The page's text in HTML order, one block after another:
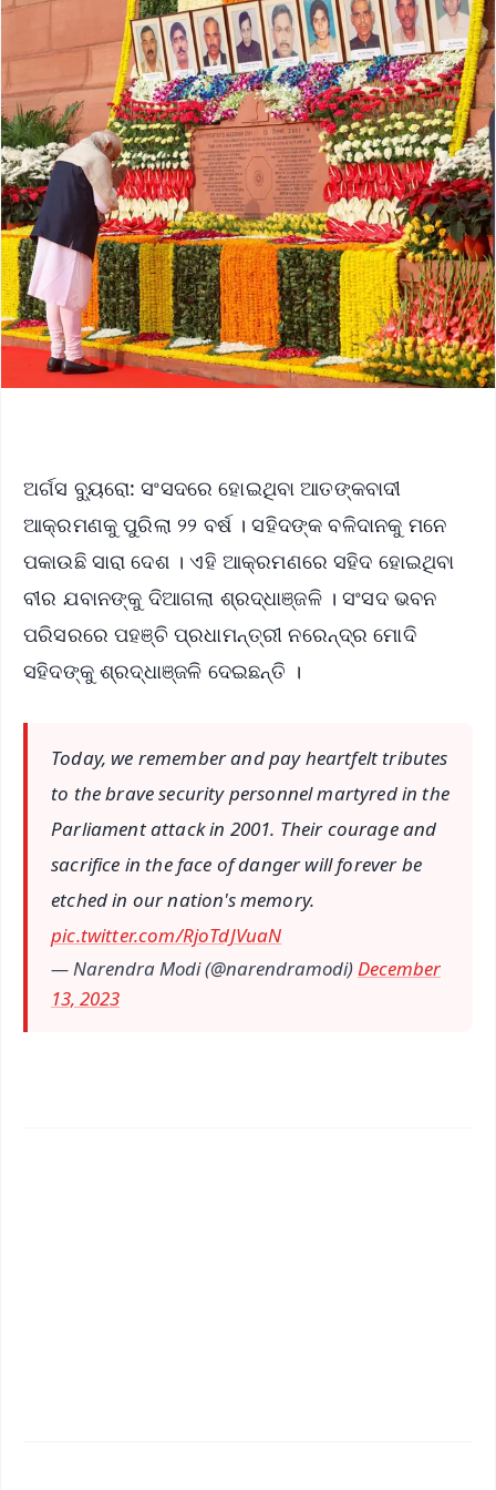
ଅର୍ଗସ ବ୍ୟୁରୋ: ସଂସଦରେ ହୋଇଥିବା ଆତଙ୍କବାଦୀ
ଆକ୍ରମଣକୁ ପୁରିଲା ୨୨ ବର୍ଷ । ସହିଦଙ୍କ ବଳିଦାନକୁ ମନେ
ପକାଉଛି ସାରା ଦେଶ । ଏହି ଆକ୍ରମଣରେ ସହିଦ ହୋଇଥିବା
ବୀର ଯବାନଙ୍କୁ ଦିଆଗଲା ଶ୍ରଦ୍ଧାଞ୍ଜଳି । ସଂସଦ ଭବନ
ପରିସରରେ ପହଞ୍ଚି ପ୍ରଧାମନ୍ତ୍ରୀ ନରେନ୍ଦ୍ର ମୋଦି
ସହିଦଙ୍କୁ ଶ୍ରଦ୍ଧାଞ୍ଜଳି ଦେଇଛନ୍ତି ।
Today, we remember and pay heartfelt tributes
to the brave security personnel martyred in the
Parliament attack in 2001. Their courage and
sacrifice in the face of danger will forever be
etched in our nation's memory.
pic.twitter.com/RjoTdJVuaN
— Narendra Modi (@narendramodi)December
13, 2023